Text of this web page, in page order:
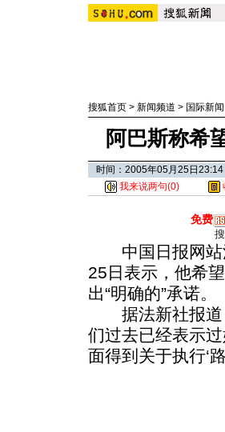
搜狐首页 > 新闻频道 > 国际新闻
阿巴斯称希
时间：2005年05月25日
我来说两句(0)
免费
中国日报网站
25日表示，他希
出“明确的”承诺。
据法新社报道
们过去已经表示
面得到关于执行‘